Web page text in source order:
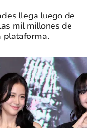
llega luego de
mil millones de
plataforma.